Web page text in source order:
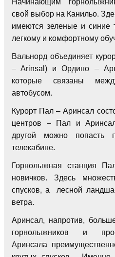
Начинающим
свой выбор на Канильо.
имеются зеленые и синие
легкому и комфортному
Вальнорд объединяет
– Arinsal) и Ордино –
которые связаны
автобусом.
Курорт Пал – Аринсал
центров – Пал и
другой можно попасть
телекабине.
Горнолыжная станция
новичков. Здесь
спусков, а лесной
ветра.
Аринсал, напротив,
горнолыжников и
Аринсала